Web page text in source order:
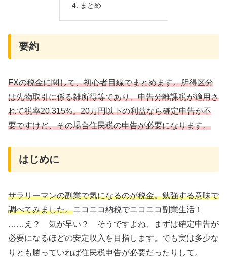
まとめ
要約
FXの税金に関して、初心者目線でまとめます。所得区分
は先物取引に係る雑所得等であり、申告分離課税が適用さ
れて税率20.315%。20万円以下の利益なら確定申告が不
要ですけど、その場合住民税の申告が必要になります。
はじめに
サラリーマンの副業で気になるのが税金。勉強する意味で
調べてみました。ニコニコ納税でニコニコ副業生活！
……え？ 気が早い？ そうですよね、まずは確定申告が
必要になるほどの安定収入を目指します。でも実は多少な
りとも勝っていれば住民税申告が必要だったりして。